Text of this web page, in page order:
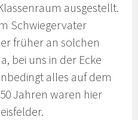
ausgestellt.
Schwiegervater
früher an solchen
bei uns in der Ecke
alles auf dem
Jahren waren hier